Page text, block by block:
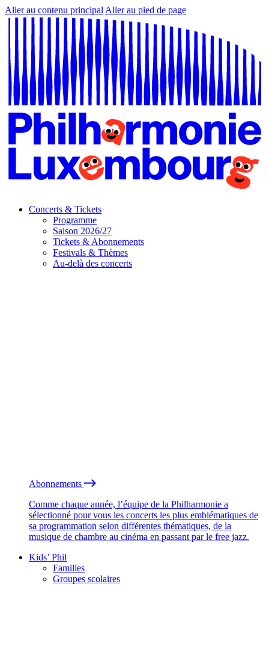
Aller au contenu principal Aller au pied de page
Concerts & Tickets
Programme
Saison 2026/27
Tickets & Abonnements
Festivals & Thèmes
Au-delà des concerts
Abonnements
Comme chaque année, l’équipe de la Philharmonie a
sélectionné pour vous les concerts les plus emblématiques de
sa programmation selon différentes thématiques, de la
musique de chambre au cinéma en passant par le free jazz.
Kids’ Phil
Familles
Groupes scolaires